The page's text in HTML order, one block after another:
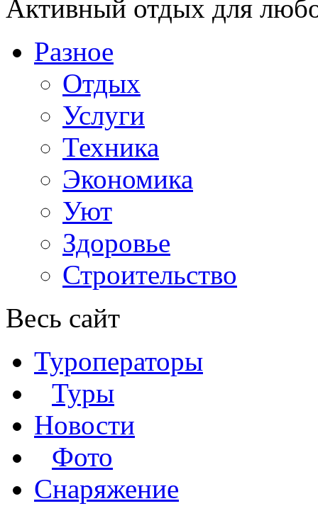
Активный отдых для
Разное
Отдых
Услуги
Техника
Экономика
Уют
Здоровье
Строительство
Весь сайт
Туроператоры
Туры
Новости
Фото
Снаряжение